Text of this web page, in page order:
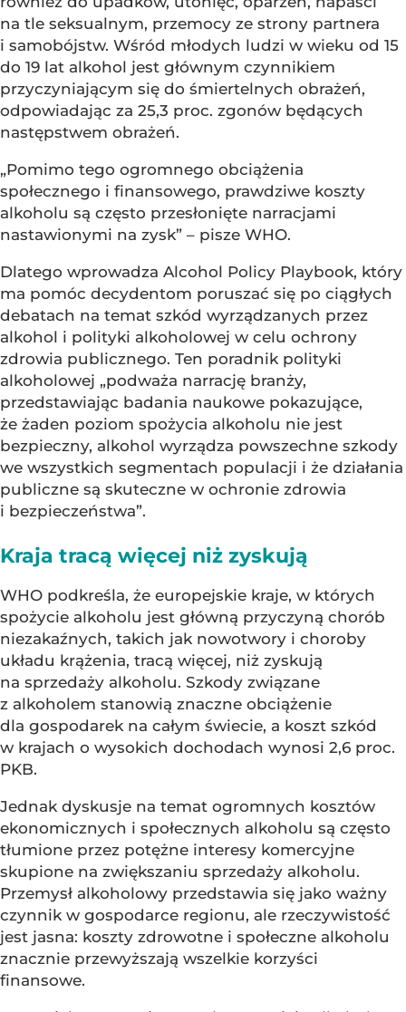
na tle seksualnym, przemocy ze strony partnera
i samobójstw. Wśród młodych ludzi w wieku od 15
do 19 lat alkohol jest głównym czynnikiem
przyczyniającym się do śmiertelnych obrażeń,
odpowiadając za 25,3 proc. zgonów będących
następstwem obrażeń.
„Pomimo tego ogromnego obciążenia
społecznego i finansowego, prawdziwe koszty
alkoholu są często przesłonięte narracjami
nastawionymi na zysk” – pisze WHO.
Dlatego wprowadza Alcohol Policy Playbook, który
ma pomóc decydentom poruszać się po ciągłych
debatach na temat szkód wyrządzanych przez
alkohol i polityki alkoholowej w celu ochrony
zdrowia publicznego. Ten poradnik polityki
alkoholowej „podważa narrację branży,
przedstawiając badania naukowe pokazujące,
że żaden poziom spożycia alkoholu nie jest
bezpieczny, alkohol wyrządza powszechne szkody
we wszystkich segmentach populacji i że działania
publiczne są skuteczne w ochronie zdrowia
i bezpieczeństwa”.
Kraja tracą więcej niż zyskują
WHO podkreśla, że europejskie kraje, w których
spożycie alkoholu jest główną przyczyną chorób
niezakaźnych, takich jak nowotwory i choroby
układu krążenia, tracą więcej, niż zyskują
na sprzedaży alkoholu. Szkody związane
z alkoholem stanowią znaczne obciążenie
dla gospodarek na całym świecie, a koszt szkód
w krajach o wysokich dochodach wynosi 2,6 proc.
PKB.
Jednak dyskusje na temat ogromnych kosztów
ekonomicznych i społecznych alkoholu są często
tłumione przez potężne interesy komercyjne
skupione na zwiększaniu sprzedaży alkoholu.
Przemysł alkoholowy przedstawia się jako ważny
czynnik w gospodarce regionu, ale rzeczywistość
jest jasna: koszty zdrowotne i społeczne alkoholu
znacznie przewyższają wszelkie korzyści
finansowe.